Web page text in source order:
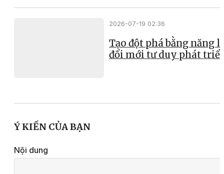
2026-07-19 02:36
Tạo đột phá bằng năng
đổi mới tư duy phát
Ý KIẾN CỦA BẠN
Nội dung